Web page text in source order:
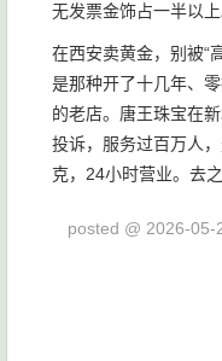
无发票金饰占一半以上
在西安卖黄金，别被“
是那种开了十几年、
的老店。唐王珠宝在
投诉，服务过百万人
克，24小时营业。去
posted @ 2026-05-